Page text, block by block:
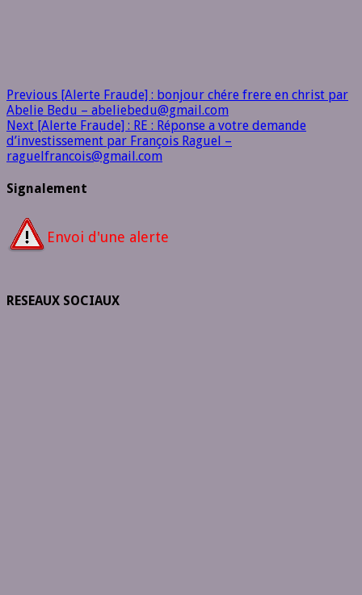
Previous [Alerte Fraude] : bonjour chére frere en christ par
Abelie Bedu – abeliebedu@gmail.com
Next [Alerte Fraude] : RE : Réponse a votre demande
d’investissement par François Raguel –
raguelfrancois@gmail.com
Signalement
Envoi d'une alerte
RESEAUX SOCIAUX